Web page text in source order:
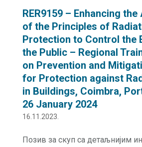
RER9159 – Enhancing
of the Principles of
Protection to Control the
the Public – Regional
on Prevention and
for Protection against
in Buildings, Coimbra,
26 January 2024
16.11.2023.
Позив за скуп са детаљнијим